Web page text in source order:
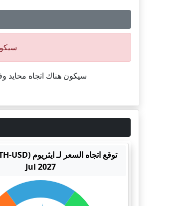
سيكون هناك اتجاه محايد
Jul 2027